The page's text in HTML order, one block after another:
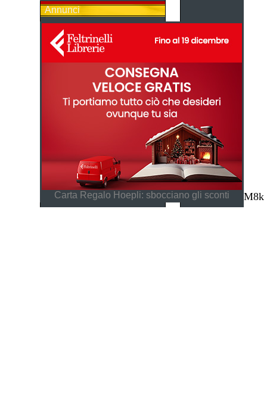
Annunci
Carta Regalo Hoepli: sbocciano gli sconti M8k